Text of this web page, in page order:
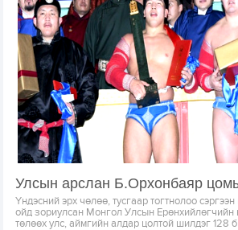
Улсын арслан Б.Орхонбаяр
Үндэсний эрх чөлөө, тусгаар тогтнолоо
ойд зориулсан Монгол Улсын
төлөөх улс, аймгийн алдар цолтой шилдэг 128